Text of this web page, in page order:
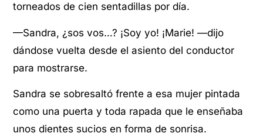
torneados de cien sentadillas por día.
—Sandra, ¿sos vos…? ¡Soy yo! ¡Marie! —dijo
dándose vuelta desde el asiento del conductor
para mostrarse.
Sandra se sobresaltó frente a esa mujer pintada
como una puerta y toda rapada que le enseñaba
unos dientes sucios en forma de sonrisa.